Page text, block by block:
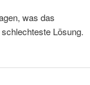
was das
Lösung.